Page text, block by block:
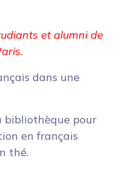
et alumni de
dans une
bibliothèque pour
en français
thé.